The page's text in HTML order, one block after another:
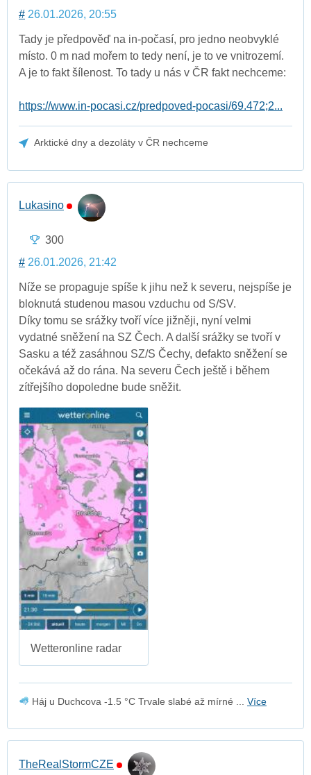
# 26.01.2026, 20:55
Tady je předpověď na in-počasí, pro jedno neobvyklé
místo. 0 m nad mořem to tedy není, je to ve vnitrozemí.
A je to fakt šílenost. To tady u nás v ČR fakt nechceme:
https://www.in-pocasi.cz/predpoved-pocasi/69.472;2...
Arktické dny a dezoláty v ČR nechceme
Lukasino
300
# 26.01.2026, 21:42
Níže se propaguje spíše k jihu než k severu, nejspíše je
bloknutá studenou masou vzduchu od S/SV.
Díky tomu se srážky tvoří více jižněji, nyní velmi
vydatné sněžení na SZ Čech. A další srážky se tvoří v
Sasku a též zasáhnou SZ/S Čechy, defakto sněžení se
očekává až do rána. Na severu Čech ještě i během
zítřejšího dopoledne bude sněžit.
Wetteronline radar
Háj u Duchcova -1.5 °C Trvale slabé až mírné ... Více
TheRealStormCZE